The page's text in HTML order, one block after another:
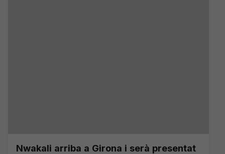
Nwakali arriba a Girona i serà presentat